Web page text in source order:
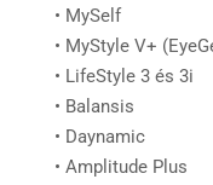
• MySelf
• MyStyle V+
• LifeStyle 3 és 3i
• Balansis
• Daynamic
• Amplitude Plus